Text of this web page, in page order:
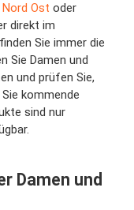
Ost oder
direkt im
Sie immer die
Sie Damen und
und prüfen Sie,
kommende
sind nur
Damen und